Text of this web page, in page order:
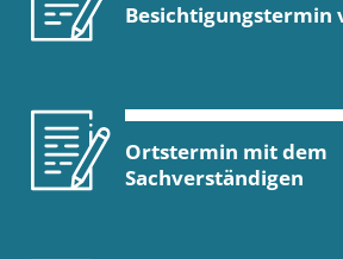
Besichtigungstermin
Ortstermin mit dem
Sachverständigen